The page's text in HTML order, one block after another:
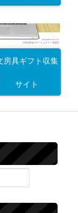
房具ギフト収集
サイト